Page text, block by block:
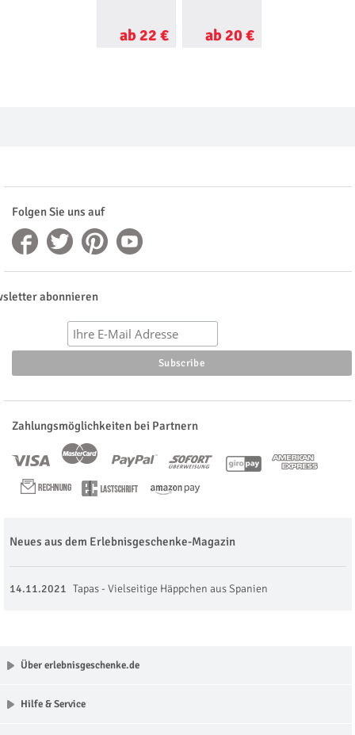
ab 22 € ab 20 €
Folgen Sie uns auf
abonnieren
Zahlungsmöglichkeiten bei Partnern
Neues aus dem Erlebnisgeschenke-Magazin
14.11.2021 Tapas - Vielseitige Häppchen aus Spanien
Über erlebnisgeschenke.de
Hilfe & Service